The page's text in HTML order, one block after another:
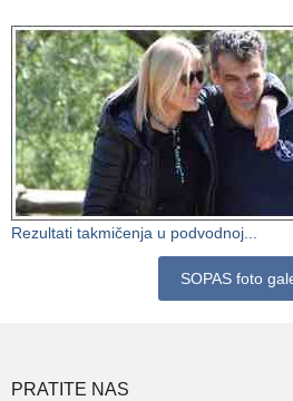
Rezultati takmičenja u podvodnoj...
SOPAS foto
PRATITE NAS